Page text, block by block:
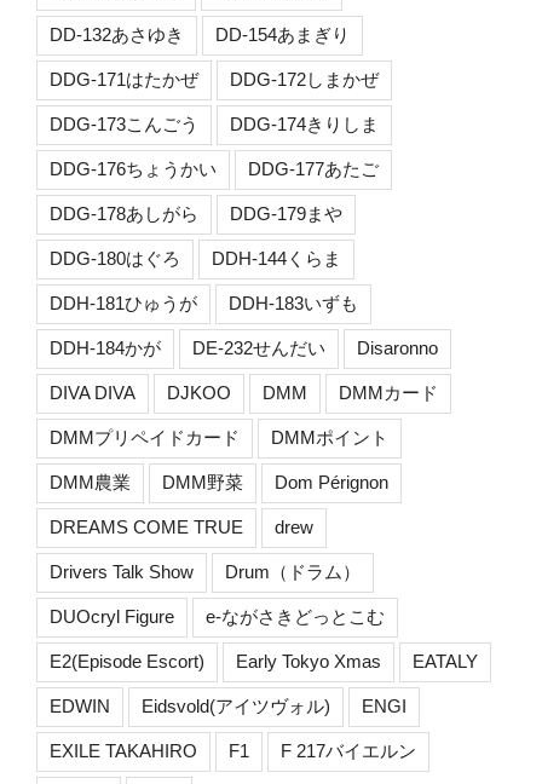
DD-132あさゆき DD-154あまぎり
DDG-171はたかぜ DDG-172しまかぜ
DDG-173こんごう DDG-174きりしま
DDG-176ちょうかい DDG-177あたご
DDG-178あしがら DDG-179まや
DDG-180はぐろ DDH-144くらま
DDH-181ひゅうが DDH-183いずも
DDH-184かが DE-232せんだい Disaronno
DIVA DIVA DJKOO DMM DMMカード
DMMプリペイドカード DMMポイント
DMM農業 DMM野菜 Dom Pérignon
DREAMS COME TRUE drew
Drivers Talk Show Drum（ドラム）
DUOcryl Figure e-ながさきどっとこむ
E2(Episode Escort) Early Tokyo Xmas EATALY
EDWIN Eidsvold(アイツヴォル) ENGI
EXILE TAKAHIRO F1 F 217バイエルン